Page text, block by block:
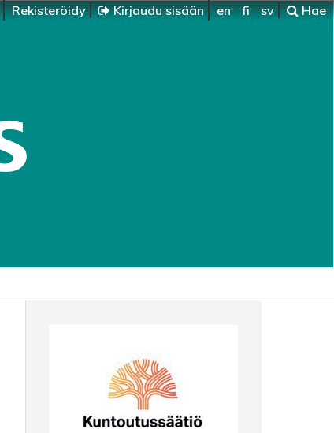
Rekisteröidy Kirjaudu sisään en fi sv Hae